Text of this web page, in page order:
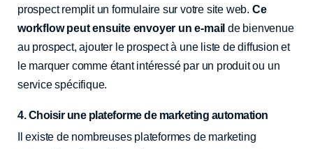
prospect remplit un formulaire sur votre site web. Ce
workflow peut ensuite envoyer un e-mail de bienvenue
au prospect, ajouter le prospect à une liste de diffusion et
le marquer comme étant intéressé par un produit ou un
service spécifique.
4. Choisir une plateforme de marketing automation
Il existe de nombreuses plateformes de marketing